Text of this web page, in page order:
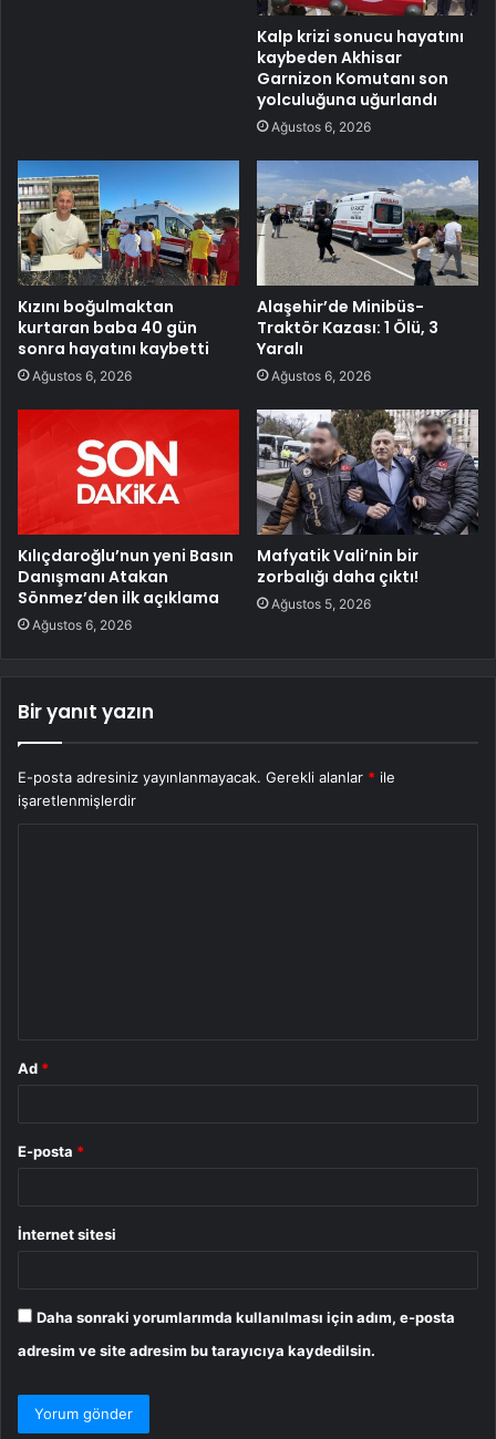
Kalp krizi sonucu hayatını
kaybeden Akhisar
Garnizon Komutanı son
yolculuğuna uğurlandı
Ağustos 6, 2026
Kızını boğulmaktan
kurtaran baba 40 gün
sonra hayatını kaybetti
Ağustos 6, 2026
Alaşehir’de Minibüs-
Traktör Kazası: 1 Ölü, 3
Yaralı
Ağustos 6, 2026
Kılıçdaroğlu’nun yeni Basın
Danışmanı Atakan
Sönmez’den ilk açıklama
Ağustos 6, 2026
Mafyatik Vali’nin bir
zorbalığı daha çıktı!
Ağustos 5, 2026
Bir yanıt yazın
E-posta adresiniz yayınlanmayacak. Gerekli alanlar * ile
işaretlenmişlerdir
Ad *
E-posta *
İnternet sitesi
Daha sonraki yorumlarımda kullanılması için adım, e-posta
adresim ve site adresim bu tarayıcıya kaydedilsin.